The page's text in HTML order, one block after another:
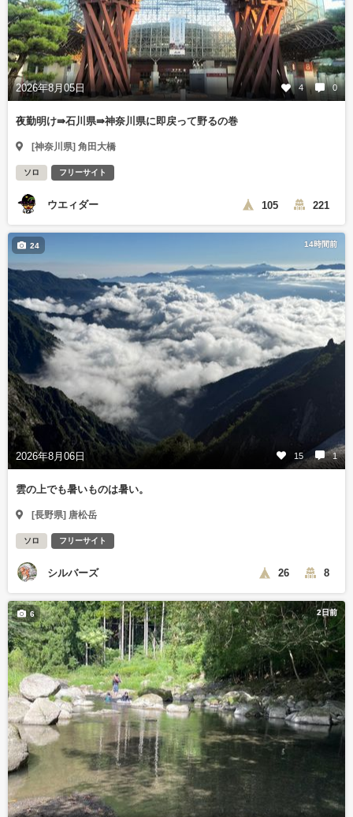
2026年8月05日 4 0
夜勤明け⇛石川県⇛神奈川県に即戻って野るの巻
[神奈川県] 角田大橋
ソロ フリーサイト
ウエィダー 105 221
14時間前
2026年8月06日 15 1
24
雲の上でも暑いものは暑い。
[長野県] 唐松岳
ソロ フリーサイト
シルバーズ 26 8
2日前
6